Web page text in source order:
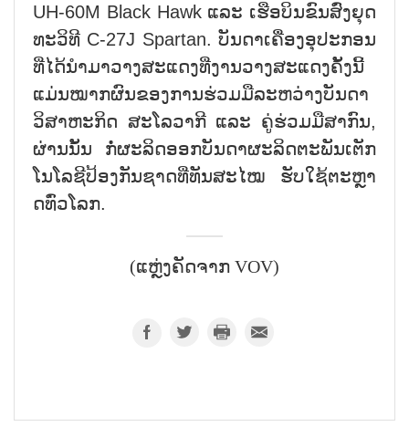
UH-60M Black Hawk ແລະ ເຮືອ​ບິນ​ຂົນ​ສົ່ງ​ຍຸດ​
ທະ​ວິ​ທີ C-27J Spartan. ບັນ​ດ​າ​ເຄື່ອງ​ອຸ​ປະ​ກອນ​
ທີ່​ໄດ້​ນຳ​ມາ​ວາງ​ສະ​ແດງ​ທີ່​ງານ​ວາງ​ສະ​ແດງ​ຄັ້ງ​ນີ້​
ແມ່ນ​ໝາກ​ຜົນ​ຂອງ​ການ​ຮ່ວມ​ມື​ລະ​ຫວ່າງ​ບັນ​ດາ​
ວິ​ສາ​ຫະ​ກິດ ສະ​ໂລ​ວາ​ກີ ແລະ ຄູ່​ຮ່ວມ​ມື​ສາ​ກົນ,
ຜ່ານນັ້ນ ກໍ່ຜະ​ລິດ​ອອກ​ບັນ​ດາ​ຜະ​ລິດ​ຕະ​ພັນ​ເຕັກ​
ໂນ​ໂລ​ຊີ​ປ້ອງ​ກັນ​ຊາດ​ທີ່​ທັນ​ສະ​ໄໝ ຮັບ​ໃຊ້​ຕະ​ຫຼາ
ດ​ທົ່ວ​ໂລກ.
(ແຫຼ່ງຄັດຈາກ VOV)